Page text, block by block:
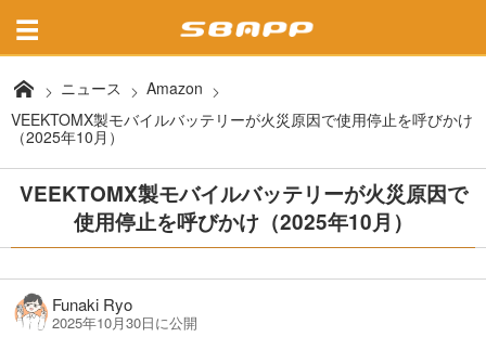
ニュース
Amazon
VEEKTOMX製モバイルバッテリーが火災原因で使用停止を呼びかけ
（2025年10月）
VEEKTOMX製モバイルバッテリーが火災原因で
使用停止を呼びかけ（2025年10月）
Funaki Ryo
2025年10月30日に公開